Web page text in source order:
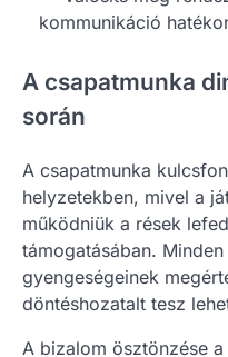
kommunikáció
A csapatmunka
során
A csapatmunka
helyzetekben, mivel a
működniük a rések
támogatásában.
gyengeségeinek
döntéshozatalt tesz
A bizalom ösztönzése